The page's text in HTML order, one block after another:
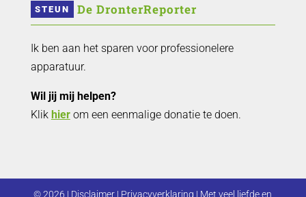
STEUN De DronterReporter
Ik ben aan het sparen voor professionelere
apparatuur.
Wil jij mij helpen?
Klik hierom een eenmalige donatie te doen.
© 2026 | Disclaimer | Privacyverklaring | Met veel liefde en